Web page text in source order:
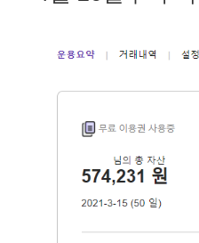
3. BOL - 볼린저밴드
5. FIBO - 피보나치되돌림
7. D.MOM - 듀얼 모멘텀
10. PSAR - 파라볼릭
11. DMI - 방향운동지수
13. ADR - 등락비율